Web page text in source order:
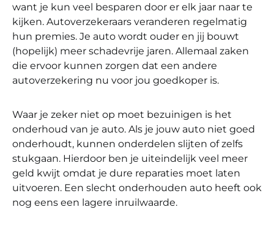
want je kun veel besparen door er elk jaar naar te
kijken. Autoverzekeraars veranderen regelmatig
hun premies. Je auto wordt ouder en jij bouwt
(hopelijk) meer schadevrije jaren. Allemaal zaken
die ervoor kunnen zorgen dat een andere
autoverzekering nu voor jou goedkoper is.
Waar je zeker niet op moet bezuinigen is het
onderhoud van je auto. Als je jouw auto niet goed
onderhoudt, kunnen onderdelen slijten of zelfs
stukgaan. Hierdoor ben je uiteindelijk veel meer
geld kwijt omdat je dure reparaties moet laten
uitvoeren. Een slecht onderhouden auto heeft ook
nog eens een lagere inruilwaarde.